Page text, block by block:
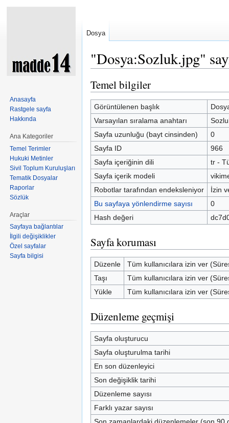
"Dosya:Sozluk.jpg"
Temel bilgiler
Görüntülenen başlık
Varsayılan sıralama anahtarı
Sayfa uzunluğu (bayt cinsinden)
0
Sayfa ID
966
Sayfa içeriğinin dili
tr -
Sayfa içerik modeli
Robotlar tarafından endeksleniyor
İzin
Bu sayfaya yönlendirme sayısı
0
Hash değeri
Sayfa koruması
Düzenle
Tüm kullanıcılara izin ver
Taşı
Tüm kullanıcılara izin ver
Yükle
Tüm kullanıcılara izin ver
Düzenleme geçmişi
Sayfa oluşturucu
Sayfa oluşturulma tarihi
En son düzenleyici
Son değişiklik tarihi
Düzenleme sayısı
Farklı yazar sayısı
Dosya
Anasayfa
Rastgele sayfa
Hakkında
Ana Kategoriler
Temel Terimler
Hukuki Metinler
Sivil Toplum Kuruluşları
Tematik Dosyalar
Raporlar
Sözlük
Araçlar
Sayfaya bağlantılar
İlgili değişiklikler
Özel sayfalar
Sayfa bilgisi